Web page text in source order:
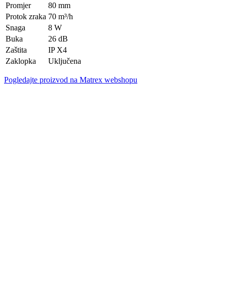
Promjer
80 mm
Protok zraka 70 m³/h
Snaga
8 W
Buka
26 dB
Zaštita
IP X4
Zaklopka
Uključena
Pogledajte proizvod na Matrex webshopu